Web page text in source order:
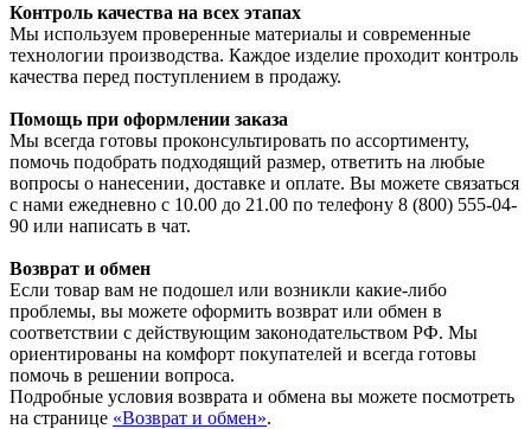
Контроль качества на всех этапах
Мы используем проверенные материалы и современные
технологии производства. Каждое изделие проходит контроль
качества перед поступлением в продажу.
Помощь при оформлении заказа
Мы всегда готовы проконсультировать по ассортименту,
помочь подобрать подходящий размер, ответить на любые
вопросы о нанесении, доставке и оплате. Вы можете связаться
с нами ежедневно с 10.00 до 21.00 по телефону 8 (800) 555-04-
90 или написать в чат.
Возврат и обмен
Если товар вам не подошел или возникли какие-либо
проблемы, вы можете оформить возврат или обмен в
соответствии с действующим законодательством РФ. Мы
ориентированы на комфорт покупателей и всегда готовы
помочь в решении вопроса.
Подробные условия возврата и обмена вы можете посмотреть
на странице «Возврат и обмен».